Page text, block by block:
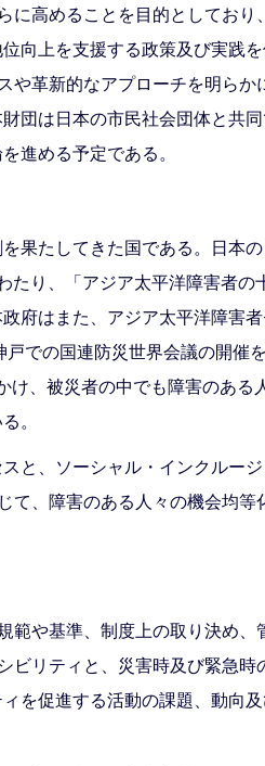
高めることを目的としてお
向上を支援する政策及び実践
革新的なアプローチを明ら
団は日本の市民社会団体と共
進める予定である。
果たしてきた国である。日本
り、「アジア太平洋障害者
府はまた、アジア太平洋障害
での国連防災世界会議の開催
、被災者の中でも障害のある
。
と、ソーシャル・インクルー
、障害のある人々の機会均
や基準、制度上の取り決め
リティと、災害時及び緊急
を促進する活動の課題、動向